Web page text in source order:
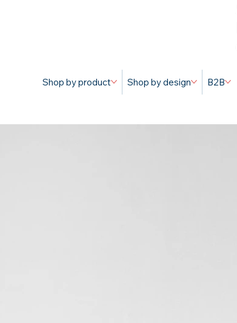
Shop by product Shop by design B2B